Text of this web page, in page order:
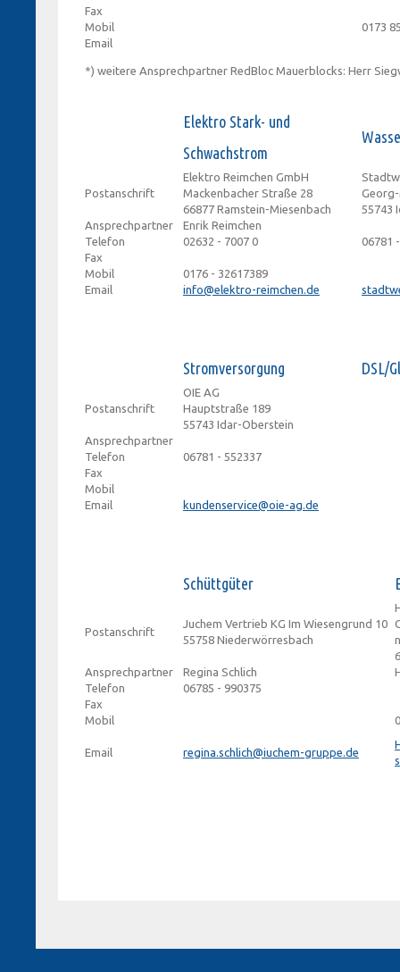
Fax
Mobil
0173
Email
*) weitere Ansprechpartner RedBloc Mauerblocks: Herr
Elektro Stark- und
Schwachstrom
Postanschrift
Elektro Reimchen GmbH
Mackenbacher Straße 28
66877 Ramstein-Miesenbach
55743
Ansprechpartner
Enrik Reimchen
Telefon
02632 - 7007 0
06781
Fax
Mobil
0176 - 32617389
Email
info@elektro-reimchen.de
Stromversorgung DSL/
Postanschrift
OIE AG
Hauptstraße 189
55743 Idar-Oberstein
Ansprechpartner
Telefon
06781 - 552337
Fax
Mobil
Email
kundenservice@oie-ag.de
Schüttgüter
Postanschrift
Juchem Vertrieb KG Im Wiesengrund 10
55758 Niederwörresbach
Ansprechpartner
Regina Schlich
Telefon
06785 - 990375
Fax
Mobil
Email regina.schlich@iuchem-gruppe.de